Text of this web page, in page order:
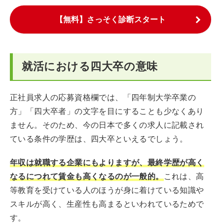
【無料】さっそく診断スタート
就活における四大卒の意味
正社員求人の応募資格欄では、「四年制大学卒業の
方」「四大卒者」の文字を目にすることも少なくあり
ません。そのため、今の日本で多くの求人に記載され
ている条件の学歴は、四大卒といえるでしょう。
年収は就職する企業にもよりますが、最終学歴が高く
なるにつれて賃金も高くなるのが一般的。これは、高
等教育を受けている人のほうが身に着けている知識や
スキルが高く、生産性も高まるといわれているためで
す。